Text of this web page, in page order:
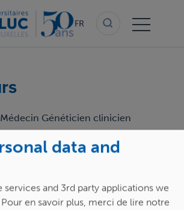
FR
Médecin Généticien clinicien
data and
services and 3rd party applications we
Pour en savoir plus, merci de lire notre